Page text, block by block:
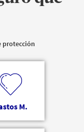
protección
M.